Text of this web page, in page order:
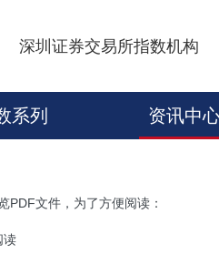
深圳证券交易所指数机构
系列 资讯中
PDF文件，为了方便阅读：
读